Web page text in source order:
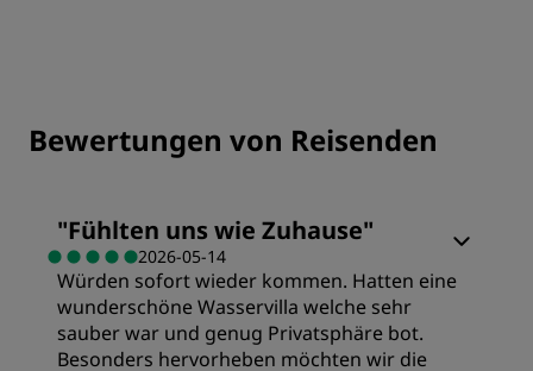
Bewertungen von Reisenden
"Fühlten uns wie Zuhause"
2026-05-14
Würden sofort wieder kommen. Hatten eine
wunderschöne Wasservilla welche sehr
sauber war und genug Privatsphäre bot.
Besonders hervorheben möchten wir die